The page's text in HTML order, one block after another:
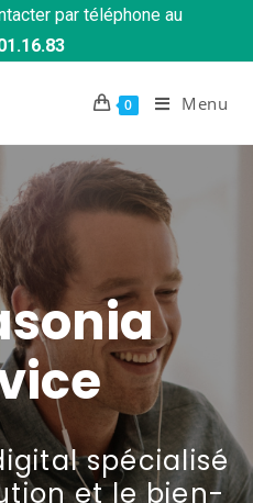
par téléphone au
0 Menu
spécialisé
et le bien-